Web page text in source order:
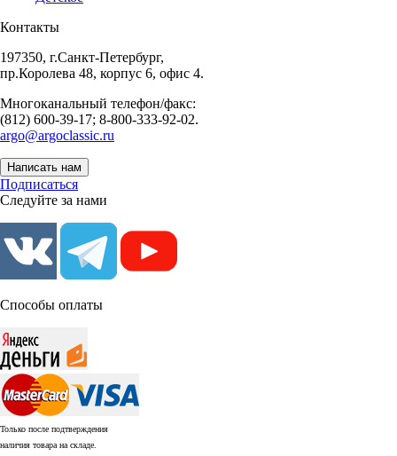
Контакты
197350, г.Санкт-Петербург,
пр.Королева 48, корпус 6, офис 4.
Многоканальный телефон/факс:
(812) 600-39-17; 8-800-333-92-02.
argo@argoclassic.ru
Написать нам
Подписаться
Следуйте за нами
Способы оплаты
Только после подтверждения
наличия товара на складе.